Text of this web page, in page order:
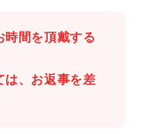
時間を頂戴する
は、お返事を差